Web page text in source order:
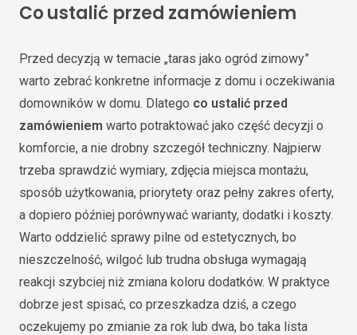
Co ustalić przed zamówieniem
Przed decyzją w temacie „taras jako ogród zimowy”
warto zebrać konkretne informacje z domu i oczekiwania
domowników w domu. Dlatego co ustalić przed
zamówieniem warto potraktować jako część decyzji o
komforcie, a nie drobny szczegół techniczny. Najpierw
trzeba sprawdzić wymiary, zdjęcia miejsca montażu,
sposób użytkowania, priorytety oraz pełny zakres oferty,
a dopiero później porównywać warianty, dodatki i koszty.
Warto oddzielić sprawy pilne od estetycznych, bo
nieszczelność, wilgoć lub trudna obsługa wymagają
reakcji szybciej niż zmiana koloru dodatków. W praktyce
dobrze jest spisać, co przeszkadza dziś, a czego
oczekujemy po zmianie za rok lub dwa, bo taka lista